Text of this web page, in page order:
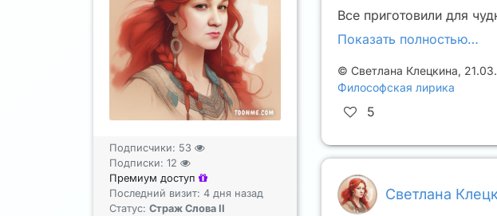
Подписчики: 53
Подписки: 12
Премиум доступ
Последний визит: 4 дня назад
Статус: Страж Слова II
Все приготовили для
Показать полностью…
© Светлана Клецкина,
Философская лирика
5
Светлана